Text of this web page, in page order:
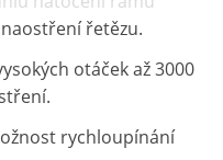
řetězu.
otáček až 3000
rychloupínání